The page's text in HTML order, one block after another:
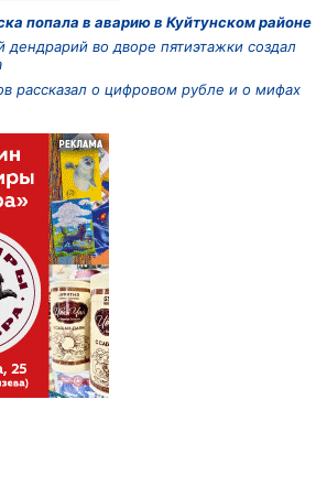
попала в аварию в Куйтунском районе
дендрарий во дворе пятиэтажки создал
рассказал о цифровом рубле и о мифах